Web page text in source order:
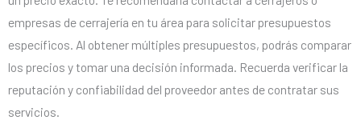
empresas de cerrajería en tu área para solicitar presupuestos
específicos. Al obtener múltiples presupuestos, podrás comparar
los precios y tomar una decisión informada. Recuerda verificar la
reputación y confiabilidad del proveedor antes de contratar sus
servicios.